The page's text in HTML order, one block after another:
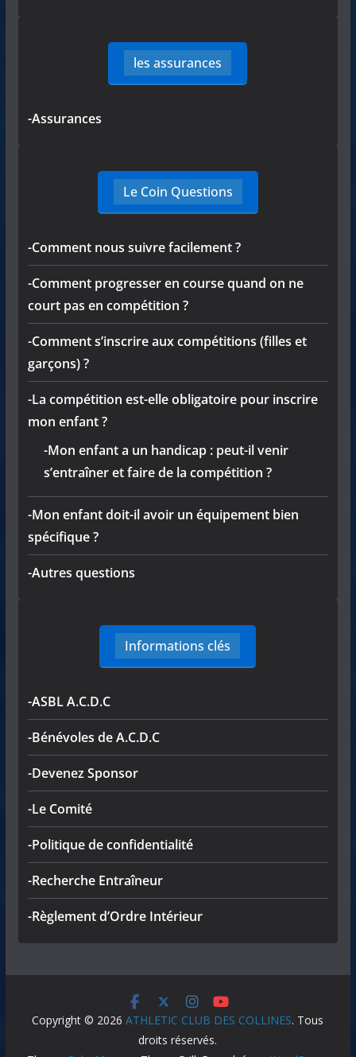
les assurances
-Assurances
Le Coin Questions
-Comment nous suivre facilement ?
-Comment progresser en course quand on ne
court pas en compétition ?
-Comment s’inscrire aux compétitions (filles et
garçons) ?
-La compétition est-elle obligatoire pour inscrire
mon enfant ?
-Mon enfant a un handicap : peut-il venir
s’entraîner et faire de la compétition ?
-Mon enfant doit-il avoir un équipement bien
spécifique ?
-Autres questions
Informations clés
-ASBL A.C.D.C
-Bénévoles de A.C.D.C
-Devenez Sponsor
-Le Comité
-Politique de confidentialité
-Recherche Entraîneur
-Règlement d’Ordre Intérieur
Copyright © 2026ATHLETIC CLUB DES COLLINES. Tous
droits réservés.